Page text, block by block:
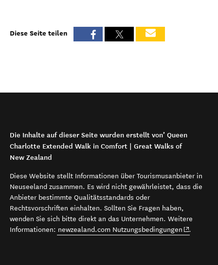
Diese Seite teilen
Die Inhalte auf dieser Seite wurden erstellt von’ Queen
Charlotte Extended Walk in Comfort | Great Walks of
New Zealand
Diese Website stellt Informationen über Tourismusanbieter in
Neuseeland zusammen. Es wird nicht gewährleistet, dass die
Anbieter bestimmte Qualitätsstandards oder
Rechtsvorschriften einhalten. Sollten Sie Fragen haben,
wenden Sie sich bitte direkt an das Unternehmen. Weitere
Informationen: newzealand.com Nutzungsbedingungen (opens in
.